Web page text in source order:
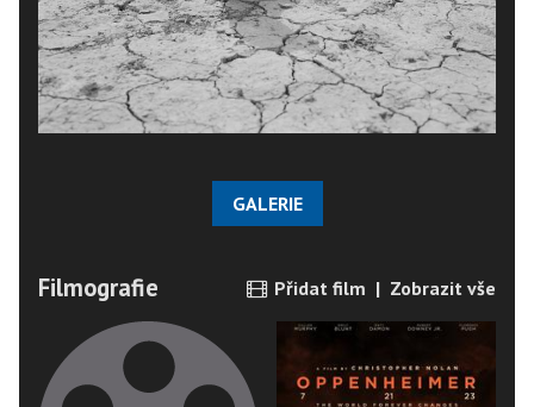
GALERIE
Filmografie Přidat film | Zobrazit vše